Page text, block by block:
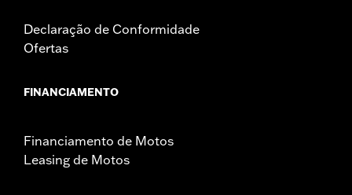
Declaração de Conformidade
Ofertas
FINANCIAMENTO
Financiamento de Motos
Leasing de Motos